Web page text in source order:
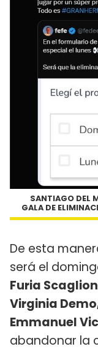
SANTIAGO DEL
GALA DE
De esta
será el
Furia
Virginia
Emmanuel
abandonar la